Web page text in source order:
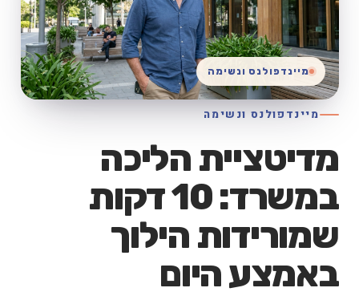
מיינדפולנס ונשימה
מדיטציית הליכה
במשרד: 10 דקות
שמורידות הילוך
באמצע היום
מיינדפולנס ונשימה